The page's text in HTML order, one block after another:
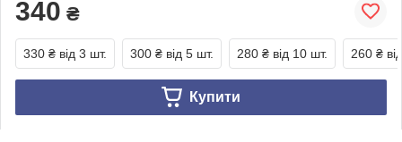
340 ₴
330 ₴ від 3 шт. 300 ₴ від 5 шт. 280 ₴ від 10 шт. 260 ₴
Купити